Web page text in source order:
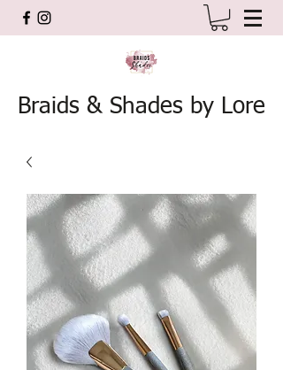
Braids & Shades by Lore